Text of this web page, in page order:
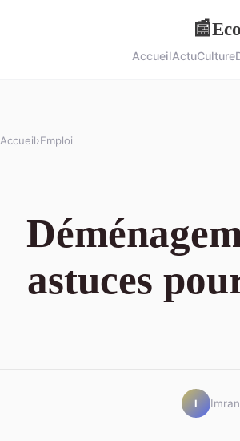
📰
AccueilActuCulture
Accueil›Emploi
astuces
I Imran